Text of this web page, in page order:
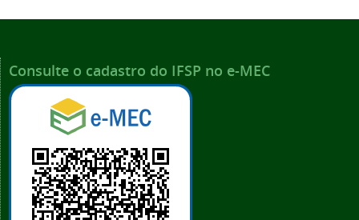
Consulte o cadastro do IFSP no e-MEC